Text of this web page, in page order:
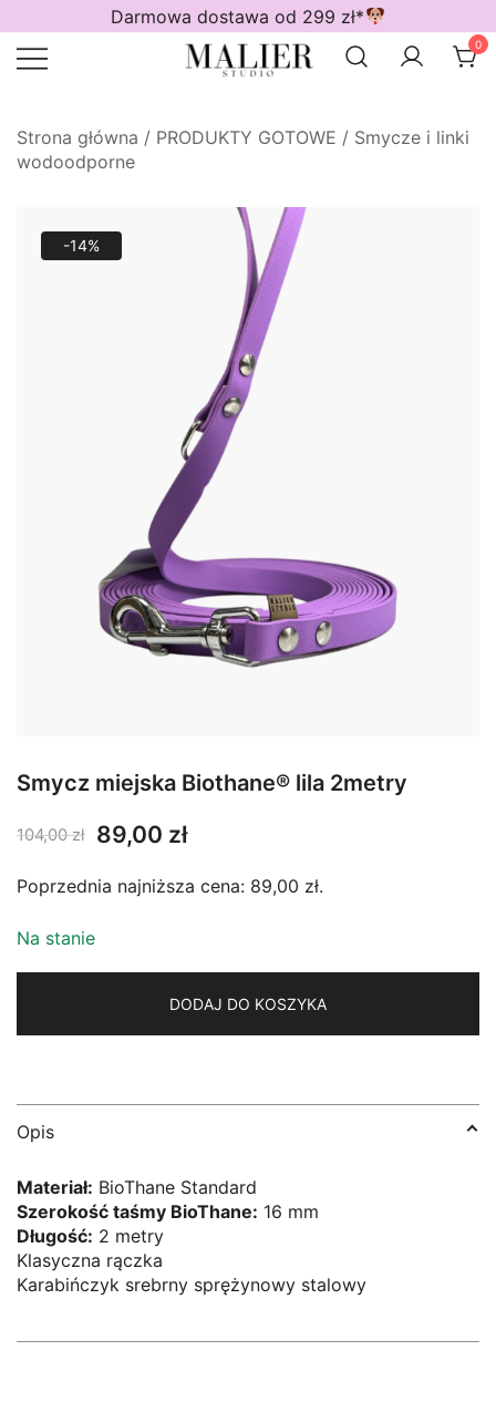
do
treści
Darmowa dostawa od 299 zł*
0
Strona główna / PRODUKTY GOTOWE / Smycze i linki
wodoodporne
-14%
Smycz miejska Biothane® lila 2metry
104,00zł
Pierwotna
wynosiła:
89,00 złAktualna
wynosi:
Poprzednia najniższa cena: 89,00 zł.
Na stanie
DODAJ DO KOSZYKA
Opis
Materiał: BioThane Standard
Szerokość taśmy BioThane: 16 mm
Długość: 2 metry
Klasyczna rączka
Karabińczyk srebrny sprężynowy stalowy